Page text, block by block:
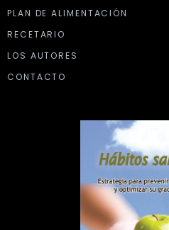
PLAN DE ALIMENTACIÓN
RECETARIO
LOS AUTORES
CONTACTO